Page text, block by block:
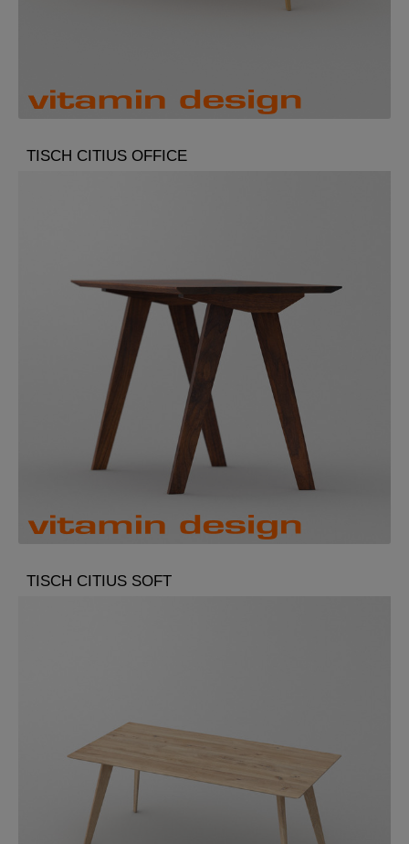
TISCH CITIUS OFFICE
TISCH CITIUS SOFT